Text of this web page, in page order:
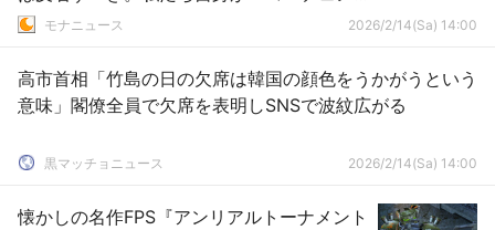
バーにいた」→批判殺到して謝罪に追い込
モナニュース 2026/2/14(Sa) 14:00
高市首相「竹島の日の欠席は韓国の顔色をうかがうという
意味」閣僚全員で欠席を表明しSNSで波紋広がる
黒マッチョニュース 2026/2/14(Sa) 14:00
懐かしの名作FPS『アンリアルトーナメント